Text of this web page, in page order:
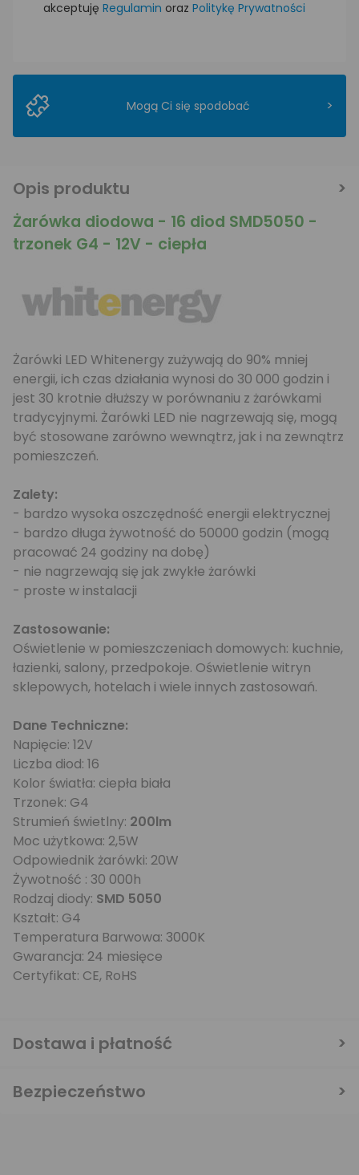
akceptuję Regulamin oraz Politykę Prywatności
Mogą Ci się spodobać >
Opis produktu
Żarówka diodowa - 16 diod SMD5050 -
trzonek G4 - 12V - ciepła
Żarówki LED Whitenergy zużywają do 90% mniej
energii, ich czas działania wynosi do 30 000 godzin i
jest 30 krotnie dłuższy w porównaniu z żarówkami
tradycyjnymi. Żarówki LED nie nagrzewają się, mogą
być stosowane zarówno wewnątrz, jak i na zewnątrz
pomieszczeń.
Zalety:
- bardzo wysoka oszczędność energii elektrycznej
- bardzo długa żywotność do 50000 godzin (mogą
pracować 24 godziny na dobę)
- nie nagrzewają się jak zwykłe żarówki
- proste w instalacji
Zastosowanie:
Oświetlenie w pomieszczeniach domowych: kuchnie,
łazienki, salony, przedpokoje. Oświetlenie witryn
sklepowych, hotelach i wiele innych zastosowań.
Dane Techniczne:
Napięcie: 12V
Liczba diod: 16
Kolor światła: ciepła biała
Trzonek: G4
Strumień świetlny: 200lm
Moc użytkowa: 2,5W
Odpowiednik żarówki: 20W
Żywotność : 30 000h
Rodzaj diody: SMD 5050
Kształt: G4
Temperatura Barwowa: 3000K
Gwarancja: 24 miesięce
Certyfikat: CE, RoHS
Dostawa i płatność
Bezpieczeństwo